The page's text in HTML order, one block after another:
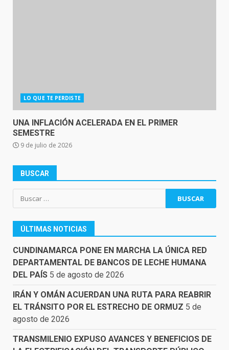
LO QUE TE PERDISTE
UNA INFLACIÓN ACELERADA EN EL PRIMER
SEMESTRE
9 de julio de 2026
BUSCAR
Buscar:
ÚLTIMAS NOTICIAS
CUNDINAMARCA PONE EN MARCHA LA ÚNICA RED
DEPARTAMENTAL DE BANCOS DE LECHE HUMANA
DEL PAÍS 5 de agosto de 2026
IRÁN Y OMÁN ACUERDAN UNA RUTA PARA REABRIR
EL TRÁNSITO POR EL ESTRECHO DE ORMUZ 5 de
agosto de 2026
TRANSMILENIO EXPUSO AVANCES Y BENEFICIOS DE